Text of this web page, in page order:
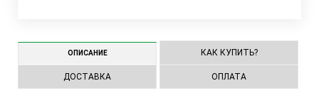
ОПИСАНИЕ КАК КУПИТЬ?
ДОСТАВКА ОПЛАТА